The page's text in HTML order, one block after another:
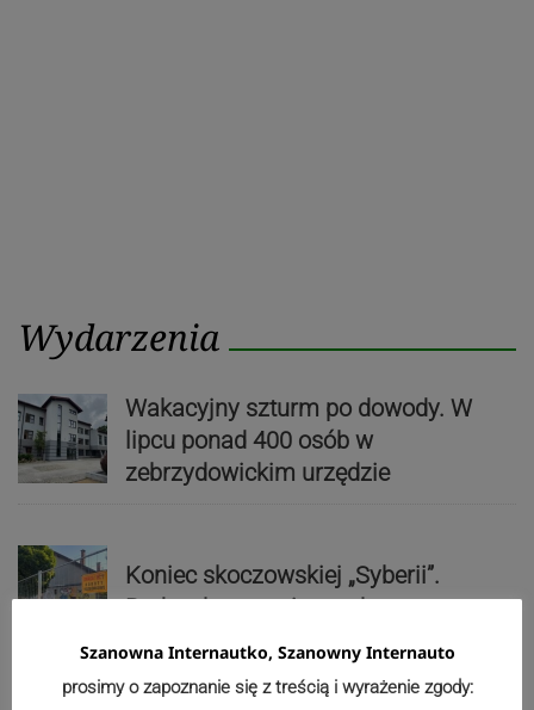
Wydarzenia
Wakacyjny szturm po dowody. W
lipcu ponad 400 osób w
zebrzydowickim urzędzie
Koniec skoczowskiej „Syberii”.
Budynek zostanie rozebrany
Szanowna Internautko, Szanowny Internauto
prosimy o zapoznanie się z treścią i wyrażenie zgody: